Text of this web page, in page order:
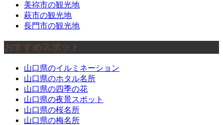
美祢市の観光地
萩市の観光地
長門市の観光地
おすすめスポット
山口県のイルミネーション
山口県のホタル名所
山口県の四季の花
山口県の夜景スポット
山口県の桜名所
山口県の梅名所